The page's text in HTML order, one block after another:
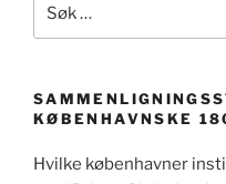
etter:
KØBENHAVNSKE
Hvilke københavner